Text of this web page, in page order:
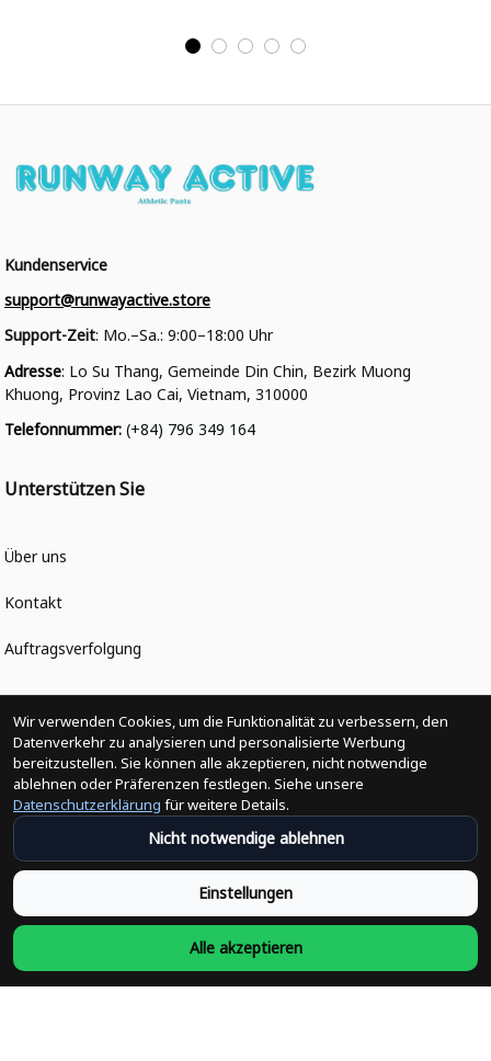
Kundenservice
support@runwayactive.store
Support-Zeit: Mo.–Sa.: 9:00–18:00 Uhr
Adresse: Lo Su Thang, Gemeinde Din Chin, Bezirk Muong
Khuong, Provinz Lao Cai, Vietnam, 310000
Telefonnummer: (+84) 796 349 164
Unterstützen Sie
Über uns
Kontakt
Auftragsverfolgung
Politiken
Änderungen der Bestellung
Versandpolitik
Rückerstattungsrichtlinie
Rückgabepolitik
Wir verwenden Cookies, um die Funktionalität zu verbessern, den
Datenverkehr zu analysieren und personalisierte Werbung
bereitzustellen. Sie können alle akzeptieren, nicht notwendige
ablehnen oder Präferenzen festlegen. Siehe unsere
Datenschutzerklärung für weitere Details.
Nicht notwendige ablehnen
Einstellungen
Alle akzeptieren